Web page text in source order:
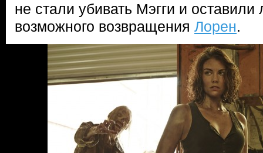
не стали убивать Мэгги и оставили
возможного возвращения Лорен.